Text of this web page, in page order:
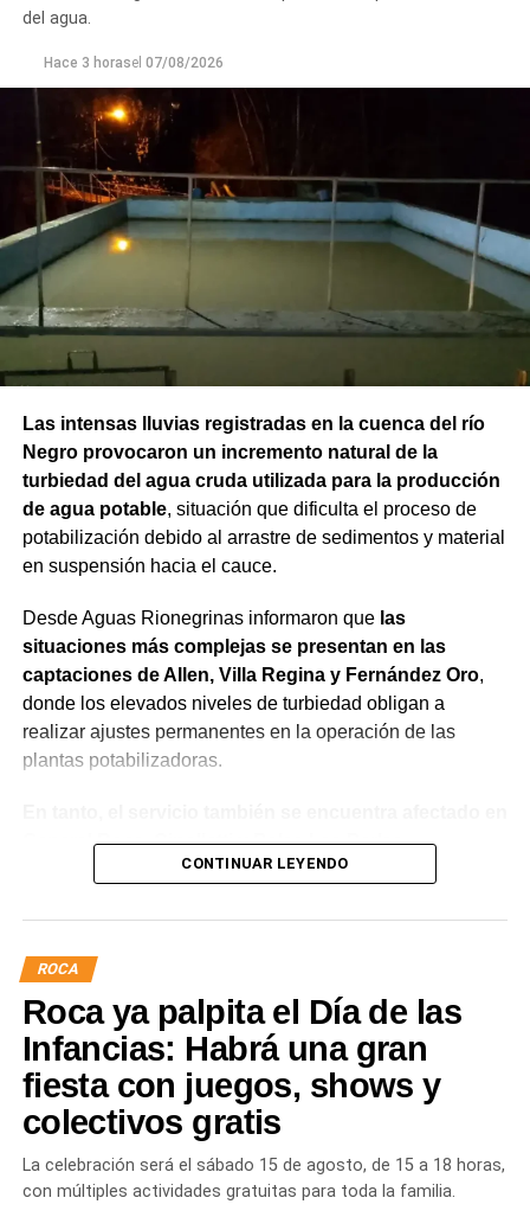
del agua.
Hace 3 horasel 07/08/2026
Las intensas lluvias registradas en la cuenca del río
Negro provocaron un incremento natural de la
turbiedad del agua cruda utilizada para la producción
de agua potable, situación que dificulta el proceso de
potabilización debido al arrastre de sedimentos y material
en suspensión hacia el cauce.
Desde Aguas Rionegrinas informaron que las
situaciones más complejas se presentan en las
captaciones de Allen, Villa Regina y Fernández Oro,
donde los elevados niveles de turbiedad obligan a
realizar ajustes permanentes en la operación de las
plantas potabilizadoras.
General Roca, Cipolletti y Balsa Las Perlas,
localidades donde podrían registrarse bajas de
trabaja para sostener la producción de agua potable.
Por otra parte, en Gral. E. Godoy se registran valores de
turbiedad cercanos a 80 NTU, mientras que en
Chichinales rondan los 10 NTU. En ambos casos, las
plantas continúan funcionando con monitoreo
permanente.
Los equipos técnicos de Aguas Rionegrinas mantienen
un seguimiento constante de la evolución de la turbiedad
para adecuar la producción de agua potable de acuerdo
CONTINUAR LEYENDO
ROCA
Roca ya palpita el Día de las
Infancias: Habrá una gran
fiesta con juegos, shows y
colectivos gratis
La celebración será el sábado 15 de agosto, de 15 a 18 horas,
con múltiples actividades gratuitas para toda la familia.